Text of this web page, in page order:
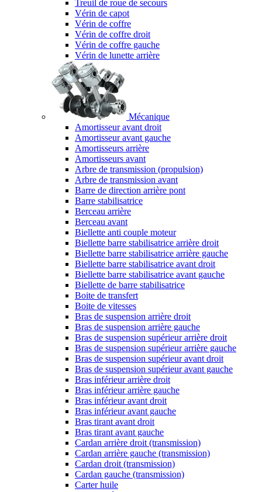
Treuil de roue de secours
Vérin de capot
Vérin de coffre
Vérin de coffre droit
Vérin de coffre gauche
Vérin de lunette arrière
Mécanique
Amortisseur avant droit
Amortisseur avant gauche
Amortisseurs arrière
Amortisseurs avant
Arbre de transmission (propulsion)
Arbre de transmission avant
Barre de direction arrière pont
Barre stabilisatrice
Berceau arrière
Berceau avant
Biellette anti couple moteur
Biellette barre stabilisatrice arrière droit
Biellette barre stabilisatrice arrière gauche
Biellette barre stabilisatrice avant droit
Biellette barre stabilisatrice avant gauche
Biellette de barre stabilisatrice
Boite de transfert
Boite de vitesses
Bras de suspension arrière droit
Bras de suspension arrière gauche
Bras de suspension supérieur arrière droit
Bras de suspension supérieur arrière gauche
Bras de suspension supérieur avant droit
Bras de suspension supérieur avant gauche
Bras inférieur arrière droit
Bras inférieur arrière gauche
Bras inférieur avant droit
Bras inférieur avant gauche
Bras tirant avant droit
Bras tirant avant gauche
Cardan arrière droit (transmission)
Cardan arrière gauche (transmission)
Cardan droit (transmission)
Cardan gauche (transmission)
Carter huile